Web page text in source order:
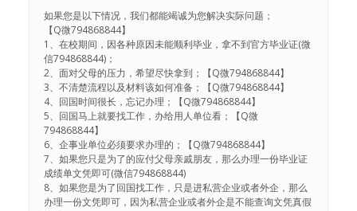
如果您是以下情况，我们都能竭诚为您解决实际问题；
【Q微794868844】
1、在校期间，因各种原因未能顺利毕业，拿不到官方毕业证(微
信794868844)；
2、面对父母的压力，希望尽快拿到；【Q微794868844】
3、不清楚流程以及材料该如何准备；【Q微794868844】
4、回国时间很长，忘记办理；【Q微794868844】
5、回国马上就要找工作，办给用人单位看；【Q微
794868844】
6、企事业单位必须要求办理的；【Q微794868844】
7、如果您只是为了的应付父母亲戚朋友，那么办理一份毕业证
成绩单文凭即可(微信794868844)
8、如果您是为了回国找工作，只是进私营企业或者外企，那么
办理一份文凭即可，因为私营企业或者外企是不能查询文凭真假